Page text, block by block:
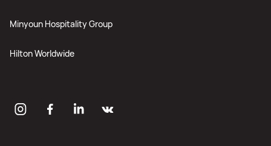
Minyoun Hospitality Group
Hilton Worldwide